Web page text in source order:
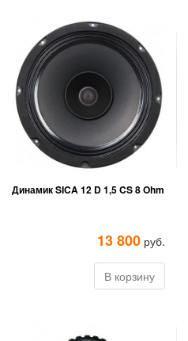
Динамик SICA 12 D 1,5 CS 8 Ohm
13 800 руб.
В корзину